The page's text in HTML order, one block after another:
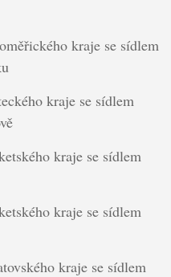
kraje se sídlem
kraje se sídlem
kraje se sídlem
kraje se sídlem
kraje se sídlem